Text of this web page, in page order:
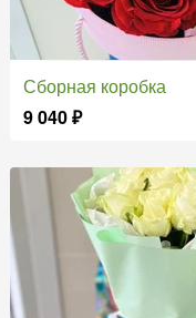
Сборная коробка
9 040₽